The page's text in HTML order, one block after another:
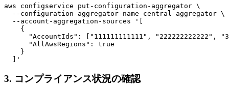
aws configservice put-configuration-aggregator \
  --configuration-aggregator-name central-aggregator \
  --account-aggregation-sources '[
    {
"AccountIds": ["111111111111", "222222222222",
      "AllAwsRegions": true
    }
  ]'
3. コンプライアンス状況の確認